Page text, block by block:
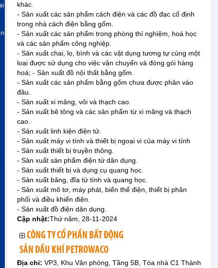
khác.
- Sản xuất các sản phẩm cách điện và các đồ đạc cố định
trong nhà cách điện bằng gốm.
- Sản xuất các sản phẩm trong phòng thí nghiệm, hoá học
và các sản phẩm công nghiệp.
- Sản xuất chai, lọ, bình và các vật dụng tương tự cùng một
loại được sử dụng cho việc vận chuyển và đóng gói hàng
hoá; - Sản xuất đồ nội thất bằng gốm.
- Sản xuất các sản phẩm bằng gốm chưa được phân vào
đâu.
- Sản xuất xi măng, vôi và thạch cao.
- Sản xuất bê tông và các sản phẩm từ xi măng và thạch
cao.
- Sản xuất linh kiện điện tử.
- Sản xuất máy vi tính và thiết bị ngoại vi của máy vi tính
- Sản xuất thiết bị truyền thông.
- Sản xuất sản phẩm điện tử dân dụng.
- Sản xuất thiết bị và dụng cụ quang học.
- Sản xuất băng, đĩa từ tính và quang học.
- Sản xuất mô tơ, máy phát, biến thế điện, thiết bị phân
phối và điều khiển điện.
- Sản xuất đồ điện dân dụng.
Cập nhật:Thứ năm, 28-11-2024
CÔNG TY CỔ PHẦN BẤT ĐỘNG
SẢN DẦU KHÍ PETROWACO
Địa chỉ: VP3, Khu Văn phòng, Tầng 5B, Tòa nhà C1 Thành